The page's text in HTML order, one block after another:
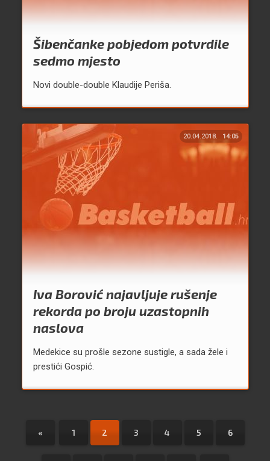
Šibenčanke pobjedom potvrdile
sedmo mjesto
Novi double-double Klaudije Periša.
20.04.2018. 14:05
Iva Borović najavljuje rušenje
rekorda po broju uzastopnih
naslova
Medekice su prošle sezone sustigle, a sada žele i
prestići Gospić.
« 1 2 3 4 5 6